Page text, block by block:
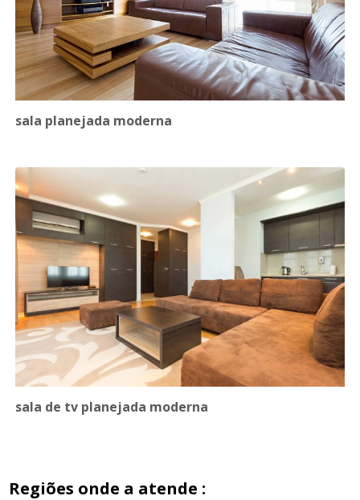
sala planejada moderna
sala de tv planejada moderna
Regiões onde a atende :